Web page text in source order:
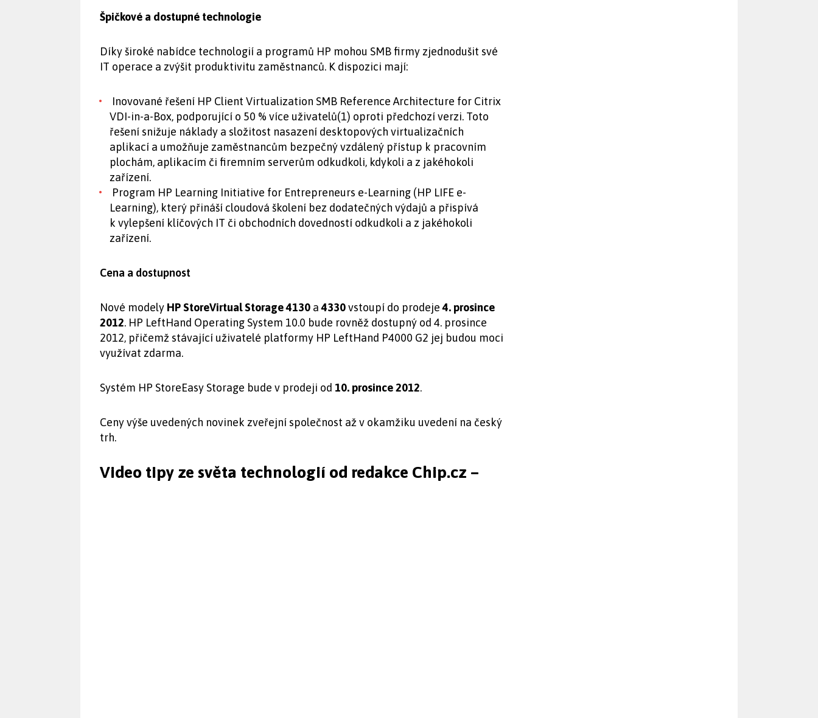
Špičkové a dostupné technologie
Díky široké nabídce technologií a programů HP mohou SMB firmy zjednodušit své
IT operace a zvýšit produktivitu zaměstnanců. K dispozici mají:
Inovované řešení HP Client Virtualization SMB Reference Architecture for Citrix
VDI-in-a-Box, podporující o 50 % více uživatelů(1) oproti předchozí verzi. Toto
řešení snižuje náklady a složitost nasazení desktopových virtualizačních
aplikací a umožňuje zaměstnancům bezpečný vzdálený přístup k pracovním
plochám, aplikacím či firemním serverům odkudkoli, kdykoli a z jakéhokoli
zařízení.
Program HP Learning Initiative for Entrepreneurs e-Learning (HP LIFE e-
Learning), který přináší cloudová školení bez dodatečných výdajů a přispívá
k vylepšení klíčových IT či obchodních dovedností odkudkoli a z jakéhokoli
zařízení.
Cena a dostupnost
Nové modely HP StoreVirtual Storage 4130 a4330vstoupí do prodeje4. prosince
2012. HP LeftHand Operating System 10.0 bude rovněž dostupný od 4. prosince
2012, přičemž stávající uživatelé platformy HP LeftHand P4000 G2 jej budou moci
využívat zdarma.
Systém HP StoreEasy Storage bude v prodeji od 10. prosince 2012.
Ceny výše uvedených novinek zveřejní společnost až v okamžiku uvedení na český
trh.
Video tipy ze světa technologií od redakce Chip.cz –